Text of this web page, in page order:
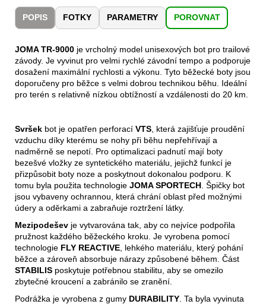
POPIS FOTKY PARAMETRY POROVNAT
JOMA TR-9000 je vrcholný model unisexových bot pro trailové
závody. Je vyvinut pro velmi rychlé závodní tempo a podporuje
dosažení maximální rychlosti a výkonu. Tyto běžecké boty jsou
doporučeny pro běžce s velmi dobrou technikou běhu. Ideální
pro terén s relativně nízkou obtížností a vzdálenosti do 20 km.
Svršek bot je opatřen perforací VTS , která zajišťuje proudění
vzduchu díky kterému se nohy při běhu nepřehřívají a
nadměrně se nepotí. Pro optimalizaci padnutí mají boty
bezešvé vložky ze syntetického materiálu, jejichž funkcí je
přizpůsobit boty noze a poskytnout dokonalou podporu.
K
tomu byla použita technologie JOMA SPORTECH Špičky bot
jsou vybaveny ochrannou, která chrání oblast před možnými
údery a oděrkami a zabraňuje roztržení látky.
Mezipodešev je vytvarována tak, aby co nejvíce podpořila
pružnost každého běžeckého kroku. Je vyrobena pomocí
technologie FLY REACTIVE , lehkého materiálu, který pohání
běžce a zároveň absorbuje nárazy způsobené během. Část
STABILIS poskytuje potřebnou stabilitu, aby se omezilo
zbytečné kroucení a zabránilo se zranění.
Podrážka je vyrobena z gumy DURABILITY . Ta byla vyvinuta
MODRÁ
379